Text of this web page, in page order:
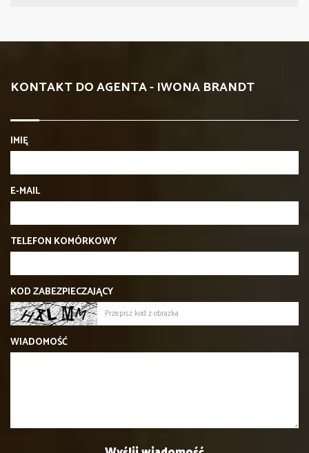
KONTAKT DO AGENTA - IWONA BRANDT
IMIĘ
E-MAIL
TELEFON KOMÓRKOWY
KOD ZABEZPIECZAJĄCY
WIADOMOŚĆ